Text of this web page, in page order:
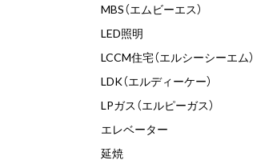
MBS（エムビーエス）
LED照明
LCCM住宅（エルシーシーエム）
LDK（エルディーケー）
LPガス（エルピーガス）
エレベーター
延焼